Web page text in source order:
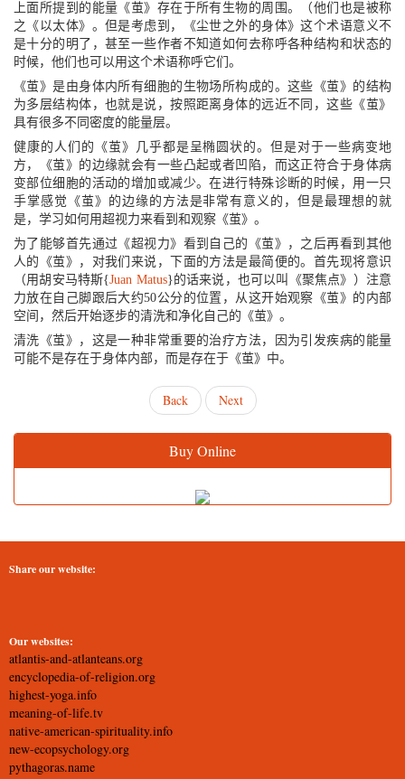
上面所提到的能量《茧》存在于所有生物的周围。（他们也是被称
之《以太体》。但是考虑到，《尘世之外的身体》这个术语意义不
是十分的明了，甚至一些作者不知道如何去称呼各种结构和状态的
时候，他们也可以用这个术语称呼它们。
《茧》是由身体内所有细胞的生物场所构成的。这些《茧》的结构
为多层结构体，也就是说，按照距离身体的远近不同，这些《茧》
具有很多不同密度的能量层。
健康的人们的《茧》几乎都是呈椭圆状的。但是对于一些病变地
方，《茧》的边缘就会有一些凸起或者凹陷，而这正符合于身体病
变部位细胞的活动的增加或减少。在进行特殊诊断的时候，用一只
手掌感觉《茧》的边缘的方法是非常有意义的，但是最理想的就
是，学习如何用超视力来看到和观察《茧》。
为了能够首先通过《超视力》看到自己的《茧》，之后再看到其他
人的《茧》，对我们来说，下面的方法是最简便的。首先现将意识
（用胡安马特斯{Juan Matus}的话来说，也可以叫《聚焦点》）注意
力放在自己脚跟后大约50公分的位置，从这开始观察《茧》的内部
空间，然后开始逐步的清洗和净化自己的《茧》。
清洗《茧》，这是一种非常重要的治疗方法，因为引发疾病的能量
可能不是存在于身体内部，而是存在于《茧》中。
Back Next
Buy Online
Share our website:
Our websites:
atlantis-and-atlanteans.org
encyclopedia-of-religion.org
highest-yoga.info
meaning-of-life.tv
native-american-spirituality.info
new-ecopsychology.org
pythagoras.name